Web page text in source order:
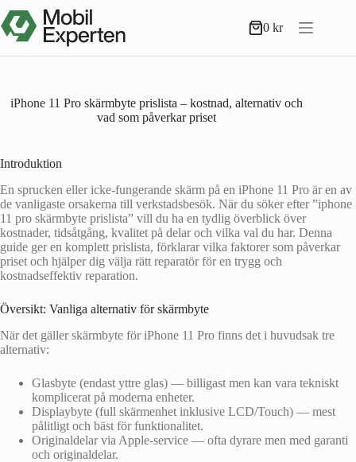
till
innehåll
Varukorg
0kr
iPhone 11 Pro skärmbyte prislista – kostnad, alternativ och
vad som påverkar priset
Introduktion
En sprucken eller icke-fungerande skärm på en iPhone 11 Pro är en av
de vanligaste orsakerna till verkstadsbesök. När du söker efter ”iphone
11 pro skärmbyte prislista” vill du ha en tydlig överblick över
kostnader, tidsåtgång, kvalitet på delar och vilka val du har. Denna
guide ger en komplett prislista, förklarar vilka faktorer som påverkar
priset och hjälper dig välja rätt reparatör för en trygg och
kostnadseffektiv reparation.
Översikt: Vanliga alternativ för skärmbyte
När det gäller skärmbyte för iPhone 11 Pro finns det i huvudsak tre
alternativ:
Glasbyte (endast yttre glas) — billigast men kan vara tekniskt
komplicerat på moderna enheter.
Displaybyte (full skärmenhet inklusive LCD/Touch) — mest
pålitligt och bäst för funktionalitet.
Originaldelar via Apple-service — ofta dyrare men med garanti
och originaldelar.